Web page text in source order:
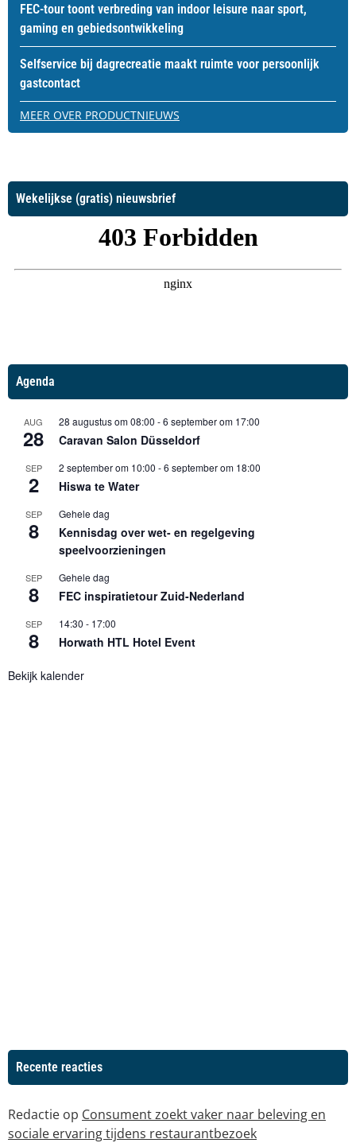
FEC-tour toont verbreding van indoor leisure naar sport,
gaming en gebiedsontwikkeling
Selfservice bij dagrecreatie maakt ruimte voor persoonlijk
gastcontact
MEER OVER PRODUCTNIEUWS
Wekelijkse (gratis) nieuwsbrief
Agenda
AUG
28
28 augustus om 08:00 -6 september om 17:00
Caravan Salon Düsseldorf
SEP
2
2 september om 10:00 -6 september om 18:00
Hiswa te Water
SEP
8
Gehele dag
Kennisdag over wet- en regelgeving
speelvoorzieningen
SEP
8
Gehele dag
FEC inspiratietour Zuid-Nederland
SEP
8
14:30 - 17:00
Horwath HTL Hotel Event
Bekijk kalender
Recente reacties
Redactie op Consument zoekt vaker naar beleving en
sociale ervaring tijdens restaurantbezoek